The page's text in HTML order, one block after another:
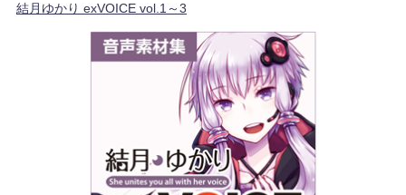
結月ゆかり exVOICE vol.1～3